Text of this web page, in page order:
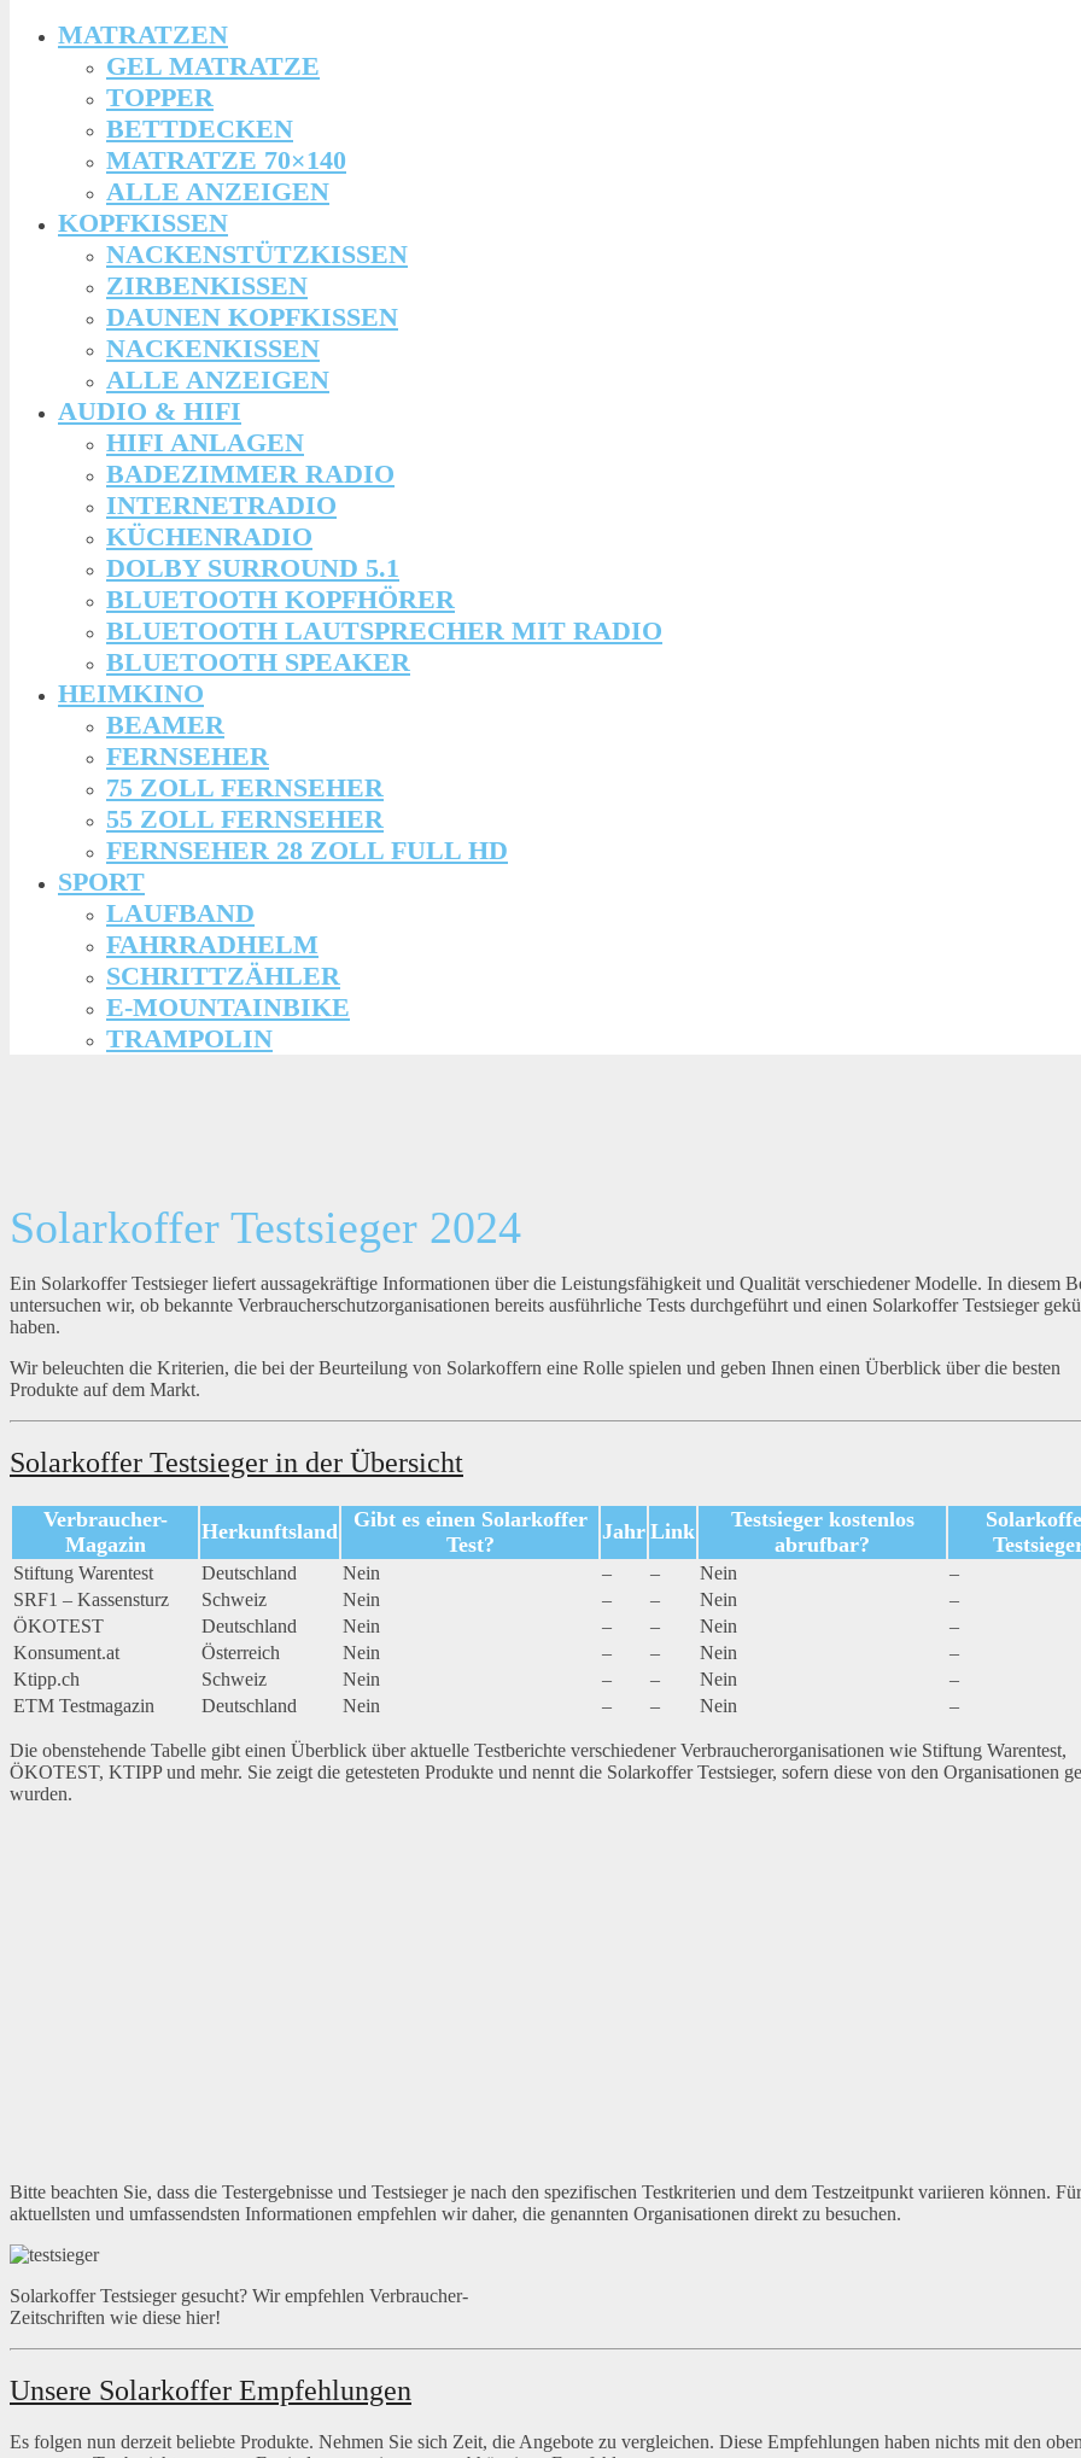
MATRATZEN
GEL MATRATZE
TOPPER
BETTDECKEN
MATRATZE 70×140
ALLE ANZEIGEN
KOPFKISSEN
NACKENSTÜTZKISSEN
ZIRBENKISSEN
DAUNEN KOPFKISSEN
NACKENKISSEN
ALLE ANZEIGEN
AUDIO & HIFI
HIFI ANLAGEN
BADEZIMMER RADIO
INTERNETRADIO
KÜCHENRADIO
DOLBY SURROUND 5.1
BLUETOOTH KOPFHÖRER
BLUETOOTH LAUTSPRECHER MIT RADIO
BLUETOOTH SPEAKER
HEIMKINO
BEAMER
FERNSEHER
75 ZOLL FERNSEHER
55 ZOLL FERNSEHER
FERNSEHER 28 ZOLL FULL HD
SPORT
LAUFBAND
FAHRRADHELM
SCHRITTZÄHLER
E-MOUNTAINBIKE
TRAMPOLIN
Solarkoffer Testsieger 2024
Ein Solarkoffer Testsieger liefert aussagekräftige Informationen über die Leistungsfähigkeit und Qualität verschiedener Modelle. In diesem
untersuchen wir, ob bekannte Verbraucherschutzorganisationen bereits ausführliche Tests durchgeführt und einen Solarkoffer Testsieger
haben.
Wir beleuchten die Kriterien, die bei der Beurteilung von Solarkoffern eine Rolle spielen und geben Ihnen einen Überblick über die besten
Produkte auf dem Markt.
Solarkoffer Testsieger in der Übersicht
Verbraucher-
Magazin
Herkunftsland
Gibt es einen Solarkoffer
Test?
Jahr Link
Testsieger kostenlos
abrufbar?
Stiftung Warentest Deutschland Nein – – Nein
–
SRF1 – Kassensturz
Schweiz Nein – – Nein
–
ÖKOTEST
Deutschland Nein – – Nein
–
Konsument.at
Österreich Nein – – Nein
–
Ktipp.ch
Schweiz Nein – – Nein
–
ETM Testmagazin
Deutschland Nein – – Nein –
Die obenstehende Tabelle gibt einen Überblick über aktuelle Testberichte verschiedener Verbraucherorganisationen wie Stiftung Warentest,
ÖKOTEST, KTIPP und mehr. Sie zeigt die getesteten Produkte und nennt die Solarkoffer Testsieger, sofern diese von den Organisationen
wurden.
Bitte beachten Sie, dass die Testergebnisse und Testsieger je nach den spezifischen Testkriterien und dem Testzeitpunkt variieren können.
aktuellsten und umfassendsten Informationen empfehlen wir daher, die genannten Organisationen direkt zu besuchen.
Solarkoffer Testsieger gesucht? Wir empfehlen Verbraucher-
Zeitschriften wie diese hier!
Unsere Solarkoffer Empfehlungen
Es folgen nun derzeit beliebte Produkte. Nehmen Sie sich Zeit, die Angebote zu vergleichen. Diese Empfehlungen haben nichts mit den oben